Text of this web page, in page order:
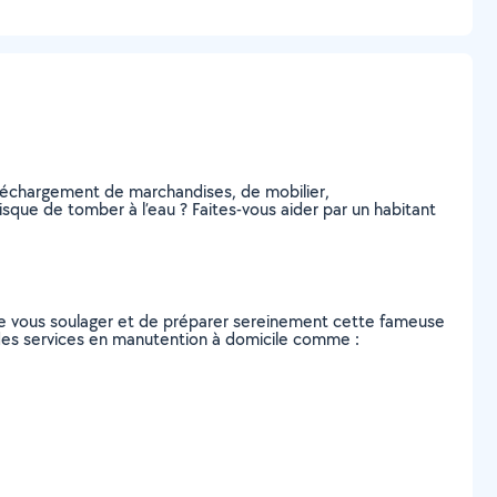
de marchandises, de mobilier,
de tomber à l’eau ? Faites-vous aider par un habitant
soulager et de préparer sereinement cette fameuse
services en manutention à domicile comme :